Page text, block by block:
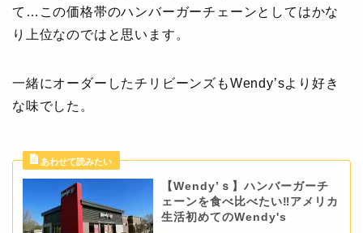
て…この価格帯のハンバーガーチェーンとしてはかな
り上位なのではと思います。
一緒にオーダーしたチリビーンズもWendy’sより好き
な味でした。
【Wendy’ｓ】ハンバーガーチ
ェーンを食べ比べたい‼アメリカ
生活初めてのWendy's